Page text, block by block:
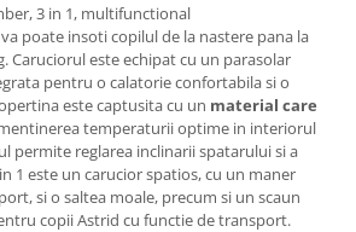
3 in 1, multifunctional
poate insoti copilul de la nastere pana la
Caruciorul este echipat cu un parasolar
pentru o calatorie confortabila si o
este captusita cu un material care
temperaturii optime in interiorul
permite reglarea inclinarii spatarului si a
1 este un carucior spatios, cu un maner
si o saltea moale, precum si un scaun
copii Astrid cu functie de transport.